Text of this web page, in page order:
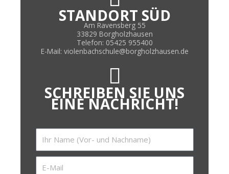
STANDORT SÜD
Am Ravensberg 55
33829 Borgholzhausen
Telefon: 05425 955400
E-Mail: violenbachschule@borgholzhausen.de
SCHREIBEN SIE UNS
EINE NACHRICHT!